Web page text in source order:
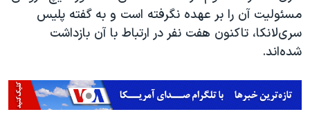
مسئولیت آن را بر عهده نگرفته است و به گفته پلیس
سری‌لانکا، تاکنون هفت نفر در ارتباط با آن بازداشت
شده‌اند.